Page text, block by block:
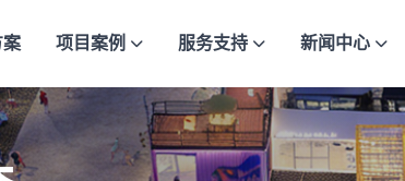
项目案例 服务支持 新闻中心